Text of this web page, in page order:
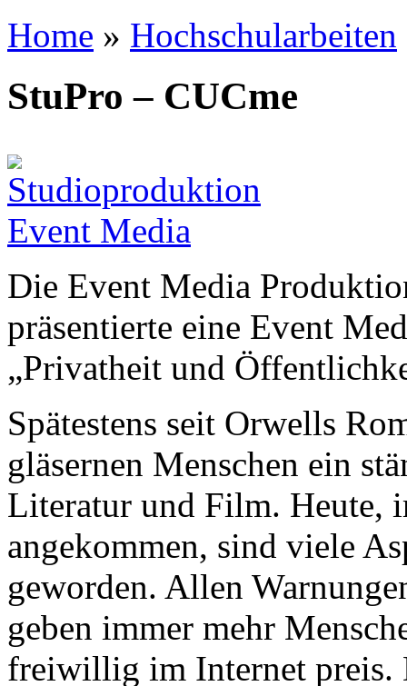
Home » Hochschularbeiten
StuPro – CUCme
Die Event Media
präsentierte eine Event
„Privatheit und
Spätestens seit Orwells
gläsernen Menschen ein
Literatur und Film. Heute,
angekommen, sind viele
geworden. Allen
geben immer mehr
freiwillig im Internet preis.